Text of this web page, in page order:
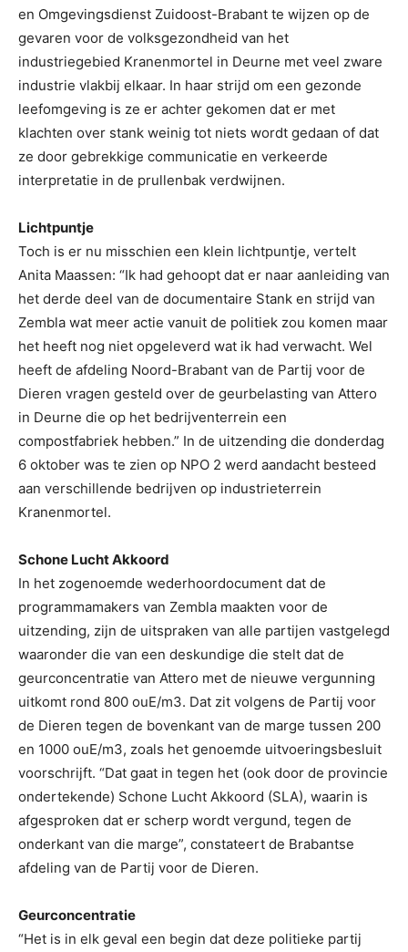
en Omgevingsdienst Zuidoost-Brabant te wijzen op de
gevaren voor de volksgezondheid van het
industriegebied Kranenmortel in Deurne met veel zware
industrie vlakbij elkaar. In haar strijd om een gezonde
leefomgeving is ze er achter gekomen dat er met
klachten over stank weinig tot niets wordt gedaan of dat
ze door gebrekkige communicatie en verkeerde
interpretatie in de prullenbak verdwijnen.
Lichtpuntje
Toch is er nu misschien een klein lichtpuntje, vertelt
Anita Maassen: “Ik had gehoopt dat er naar aanleiding van
het derde deel van de documentaire Stank en strijd van
Zembla wat meer actie vanuit de politiek zou komen maar
het heeft nog niet opgeleverd wat ik had verwacht. Wel
heeft de afdeling Noord-Brabant van de Partij voor de
Dieren vragen gesteld over de geurbelasting van Attero
in Deurne die op het bedrijventerrein een
compostfabriek hebben.” In de uitzending die donderdag
6 oktober was te zien op NPO 2 werd aandacht besteed
aan verschillende bedrijven op industrieterrein
Kranenmortel.
Schone Lucht Akkoord
In het zogenoemde wederhoordocument dat de
programmamakers van Zembla maakten voor de
uitzending, zijn de uitspraken van alle partijen vastgelegd
waaronder die van een deskundige die stelt dat de
geurconcentratie van Attero met de nieuwe vergunning
uitkomt rond 800 ouE/m3. Dat zit volgens de Partij voor
de Dieren tegen de bovenkant van de marge tussen 200
en 1000 ouE/m3, zoals het genoemde uitvoeringsbesluit
voorschrijft. “Dat gaat in tegen het (ook door de provincie
ondertekende) Schone Lucht Akkoord (SLA), waarin is
afgesproken dat er scherp wordt vergund, tegen de
onderkant van die marge”, constateert de Brabantse
afdeling van de Partij voor de Dieren.
Geurconcentratie
“Het is in elk geval een begin dat deze politieke partij